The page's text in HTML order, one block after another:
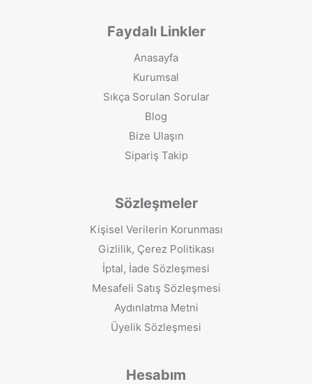
Faydalı Linkler
Anasayfa
Kurumsal
Sıkça Sorulan Sorular
Blog
Bize Ulaşın
Sipariş Takip
Sözleşmeler
Kişisel Verilerin Korunması
Gizlilik, Çerez Politikası
İptal, İade Sözleşmesi
Mesafeli Satış Sözleşmesi
Aydınlatma Metni
Üyelik Sözleşmesi
Hesabım